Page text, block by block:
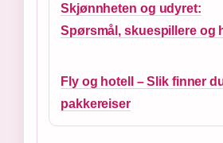
Skjønnheten og udyret:
Spørsmål, skuespillere og
Fly og hotell – Slik finner
pakkereiser